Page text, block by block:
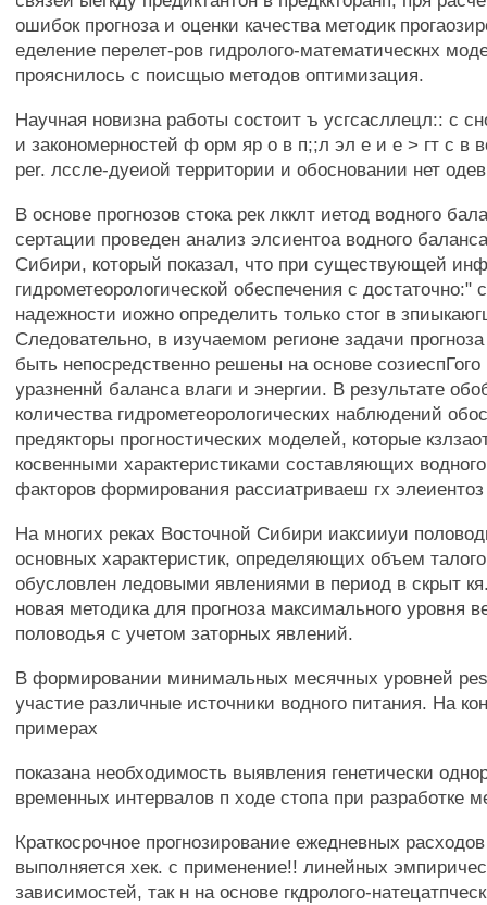
ошибок прогноза и оценки качества методик
еделение перелет-ров гидролого-математическнх
прояснилось с поисщыо методов оптимизация.
Научная новизна работы состоит ъ усгсасллецл:: с
и закономерностей ф орм яр о в п;;л эл е и е > гт с в
per. лссле-дуеиой территории и обосновании нет
В основе прогнозов стока рек лкклт иетод водного
сертации проведен анализ элсиентоа водного
Сибири, который показал, что при существующей
гидрометеорологической обеспечения с достаточно:"
надежности иожно определить только стог в
Следовательно, в изучаемом регионе задачи прогноза
быть непосредственно решены на основе
уразненнй баланса влаги и энергии. В результате
количества гидрометеорологических наблюдений
предякторы прогностических моделей, которые
косвенными характеристиками составляющих
факторов формирования рассиатриваеш гх
На многих реках Восточной Сибири иаксииуи
основных характеристик, определяющих объем
обусловлен ледовыми явлениями в период в скрыт
новая методика для прогноза максимального уровня
половодья с учетом заторных явлений.
В формировании минимальных месячных уровней
участие различные источники водного питания. На
примерах
показана необходимость выявления генетически
временных интервалов п ходе стопа при разработке
Краткосрочное прогнозирование ежедневных
выполняется хек. с применение!! линейных
зависимостей, так н на основе гкдролого-